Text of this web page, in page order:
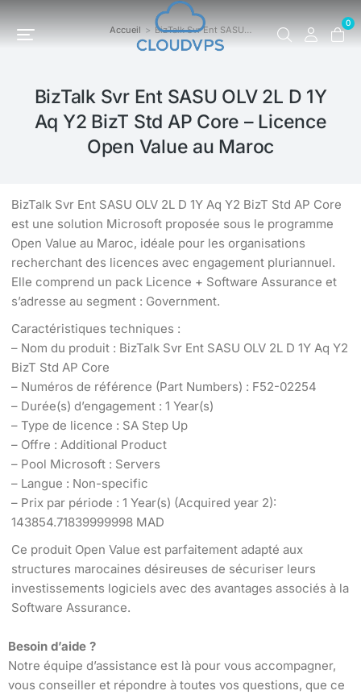
0
Vous êtes ici : Accueil BizTalk Svr Ent SASU…
BizTalk Svr Ent SASU OLV 2L D 1Y
Aq Y2 BizT Std AP Core – Licence
Open Value au Maroc
BizTalk Svr Ent SASU OLV 2L D 1Y Aq Y2 BizT Std AP Core
est une solution Microsoft proposée sous le programme
Open Value au Maroc, idéale pour les organisations
recherchant des licences avec engagement pluriannuel.
Elle comprend un pack Licence + Software Assurance et
s’adresse au segment : Government.
Caractéristiques techniques :
– Nom du produit : BizTalk Svr Ent SASU OLV 2L D 1Y Aq Y2
BizT Std AP Core
– Numéros de référence (Part Numbers) : F52-02254
– Durée(s) d’engagement : 1 Year(s)
– Type de licence : SA Step Up
– Offre : Additional Product
– Pool Microsoft : Servers
– Langue : Non-specific
– Prix par période : 1 Year(s) (Acquired year 2):
143854.71839999998 MAD
Ce produit Open Value est parfaitement adapté aux
structures marocaines désireuses de sécuriser leurs
investissements logiciels avec des avantages associés à la
Software Assurance.
Besoin d’aide ?
Notre équipe d’assistance est là pour vous accompagner,
vous conseiller et répondre à toutes vos questions, que ce